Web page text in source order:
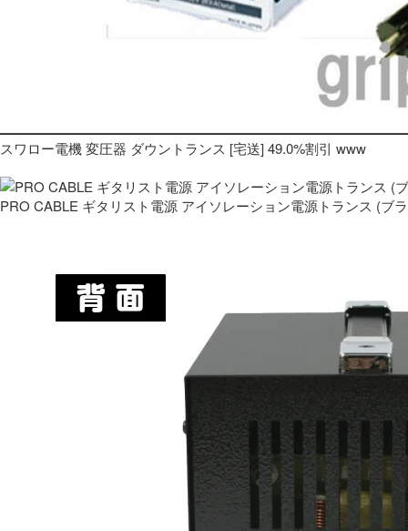
スワロー電機 変圧器 ダウントランス [宅送] 49.0%割引 www
PRO CABLE ギタリスト電源 アイソレーション電源トランス (ブ